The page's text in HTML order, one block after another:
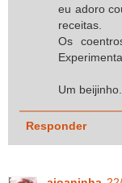
eu adoro
receitas.
Os
Experimenta.
Um beijinho.
Responder